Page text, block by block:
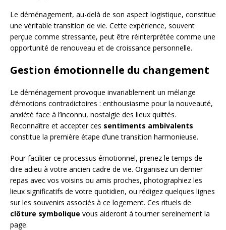
Le déménagement, au-delà de son aspect logistique, constitue
une véritable transition de vie. Cette expérience, souvent
perçue comme stressante, peut être réinterprétée comme une
opportunité de renouveau et de croissance personnelle.
Gestion émotionnelle du changement
Le déménagement provoque invariablement un mélange
d’émotions contradictoires : enthousiasme pour la nouveauté,
anxiété face à l’inconnu, nostalgie des lieux quittés.
Reconnaître et accepter ces sentiments ambivalents
constitue la première étape d’une transition harmonieuse.
Pour faciliter ce processus émotionnel, prenez le temps de
dire adieu à votre ancien cadre de vie. Organisez un dernier
repas avec vos voisins ou amis proches, photographiez les
lieux significatifs de votre quotidien, ou rédigez quelques lignes
sur les souvenirs associés à ce logement. Ces rituels de
clôture symbolique vous aideront à tourner sereinement la
page.